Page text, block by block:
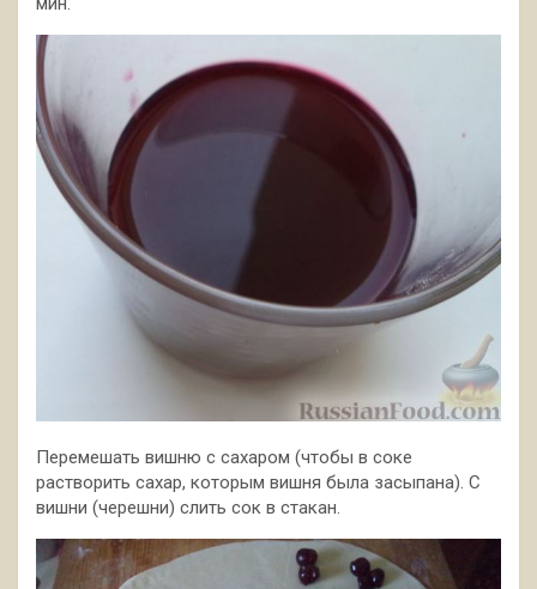
Перемешать вишню с сахаром (чтобы в соке
растворить сахар, которым вишня была засыпана). С
вишни (черешни) слить сок в стакан.